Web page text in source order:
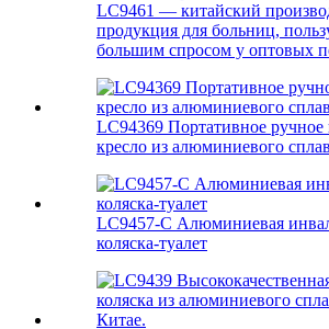
LC9461 — китайский
продукция для больниц,
большим спросом у оптовых
LC94369 Портативное ручное
кресло из алюминиевого
LC9457-C Алюминиевая
коляска-туалет